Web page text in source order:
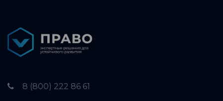
8 (800) 222 86 61